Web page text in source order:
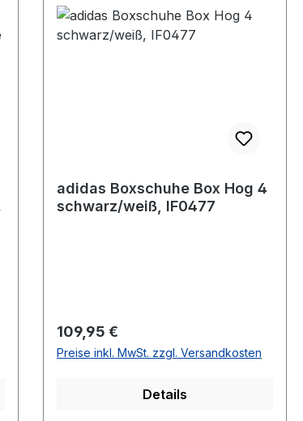
adidas Boxschuhe Box Hog 4
schwarz/weiß, IF0477
Regulärer Preis:
109,95 €
Preise inkl. MwSt. zzgl. Versandkosten
Details